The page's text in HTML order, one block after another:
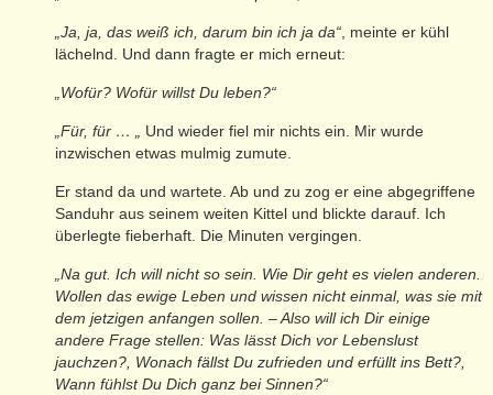
„Ja, ja, das weiß ich, darum bin ich ja da“ , meinte er kühl
lächelnd. Und dann fragte er mich erneut:
„Wofür? Wofür willst Du leben?“
„Für, für … „
Und wieder fiel mir nichts ein. Mir wurde
inzwischen etwas mulmig zumute.
Er stand da und wartete. Ab und zu zog er eine abgegriffene
Sanduhr aus seinem weiten Kittel und blickte darauf. Ich
überlegte fieberhaft. Die Minuten vergingen.
„Na gut. Ich will nicht so sein. Wie Dir geht es vielen anderen.
Wollen das ewige Leben und wissen nicht einmal, was sie mit
dem jetzigen anfangen sollen. – Also will ich Dir einige
andere Frage stellen: Was lässt Dich vor Lebenslust
jauchzen?, Wonach fällst Du zufrieden und erfüllt ins Bett?,
Wann fühlst Du Dich ganz bei Sinnen?“